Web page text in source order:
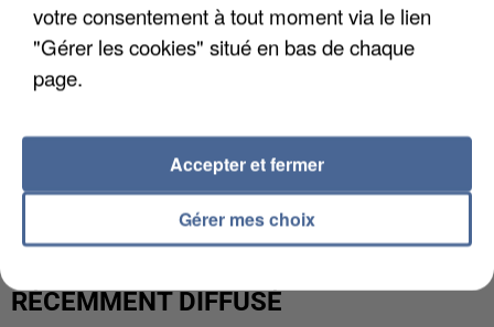
L’UN DES FONDATEURS SUPPOSÉS DE LA DZ
MAFIA INTERPELLÉ EN ALGÉRIE
RÉCEMMENT DIFFUSÉ
votre consentement à tout moment via le lien
"Gérer les cookies" situé en bas de chaque
page.
Gérer mes choix
Accepter et fermer